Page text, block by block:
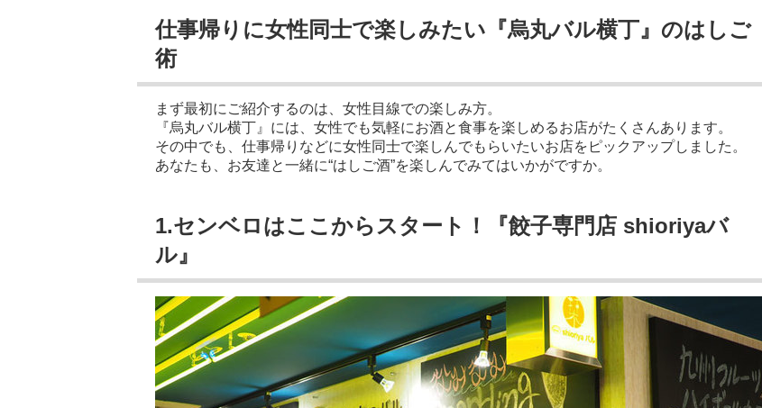
仕事帰りに女性同士で楽しみたい『烏丸バル横丁』のはしご
術
まず最初にご紹介するのは、女性目線での楽しみ方。
『烏丸バル横丁』には、女性でも気軽にお酒と食事を楽しめるお店がたくさんあります。
その中でも、仕事帰りなどに女性同士で楽しんでもらいたいお店をピックアップしました。
あなたも、お友達と一緒に“はしご酒”を楽しんでみてはいかがですか。
1.センベロはここからスタート！『餃子専門店 shioriyaバ
ル』